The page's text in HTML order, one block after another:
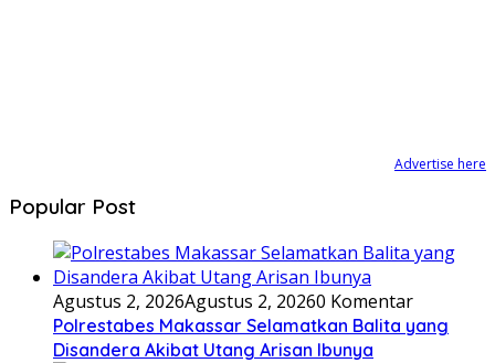
Advertise here
Popular Post
Agustus 2, 2026Agustus 2, 20260 Komentar
Polrestabes Makassar Selamatkan Balita yang
Disandera Akibat Utang Arisan Ibunya